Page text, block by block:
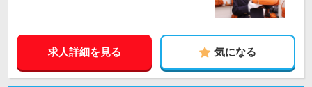
求人詳細を見る 気になる